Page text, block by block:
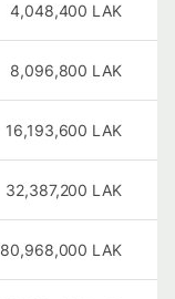
4,048,400 LAK
8,096,800 LAK
16,193,600 LAK
32,387,200 LAK
80,968,000 LAK